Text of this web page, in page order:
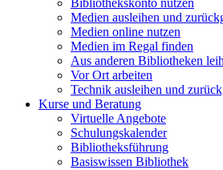
Bibliothekskonto nutzen
Medien ausleihen und
Medien online nutzen
Medien im Regal finden
Aus anderen Bibliotheken
Vor Ort arbeiten
Technik ausleihen und
Kurse und Beratung
Virtuelle Angebote
Schulungskalender
Bibliotheksführung
Basiswissen Bibliothek